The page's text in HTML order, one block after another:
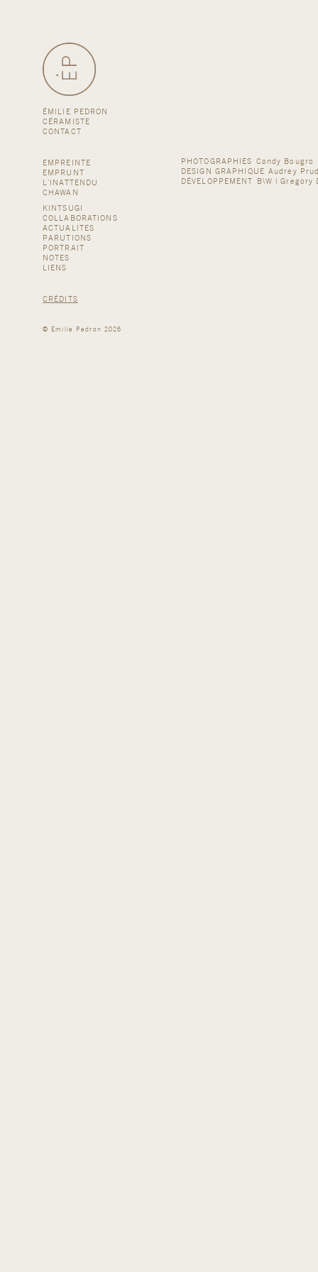
ÉMILIE PEDRON
CÉRAMISTE
CONTACT
EMPREINTE
EMPRUNT
L'INATTENDU
CHAWAN
KINTSUGI
COLLABORATIONS
ACTUALITES
PARUTIONS
PORTRAIT
NOTES
LIENS
CRÉDITS
© Emilie Pedron 2026
PHOTOGRAPHIES Candy Bougro
DESIGN GRAPHIQUE Audrey
DÉVELOPPEMENT B\W | Gregory